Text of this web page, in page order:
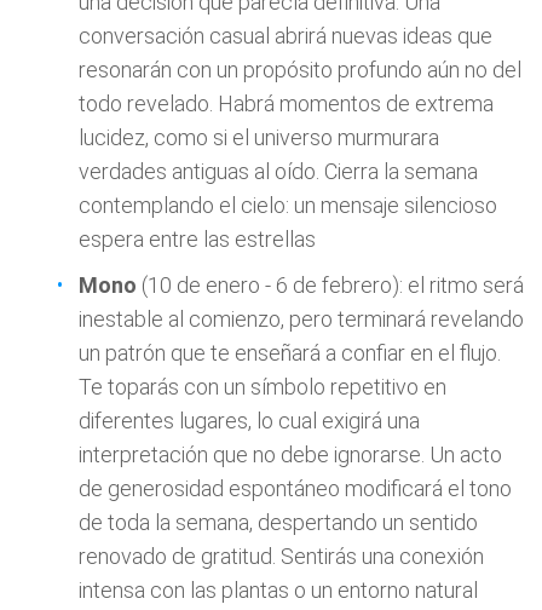
conversación casual abrirá nuevas ideas que
resonarán con un propósito profundo aún no del
todo revelado. Habrá momentos de extrema
lucidez, como si el universo murmurara
verdades antiguas al oído. Cierra la semana
contemplando el cielo: un mensaje silencioso
espera entre las estrellas
Mono (10 de enero - 6 de febrero): el ritmo será
inestable al comienzo, pero terminará revelando
un patrón que te enseñará a confiar en el flujo.
Te toparás con un símbolo repetitivo en
diferentes lugares, lo cual exigirá una
interpretación que no debe ignorarse. Un acto
de generosidad espontáneo modificará el tono
de toda la semana, despertando un sentido
renovado de gratitud. Sentirás una conexión
intensa con las plantas o un entorno natural